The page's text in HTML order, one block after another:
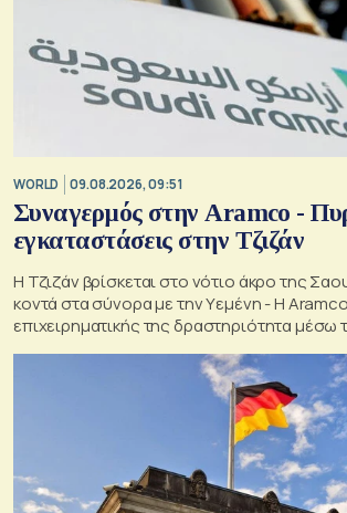
WORLD 09.08.2026, 09:51
Συναγερμός στην Aramco -
εγκαταστάσεις στην Τζιζάν
Η Τζιζάν βρίσκεται στο νότιο άκρο της
κοντά στα σύνορα με την Υεμένη - Η
επιχειρηματικής της δραστηριότητα μέσω